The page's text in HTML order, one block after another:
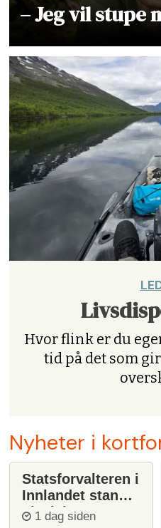
– Jeg vil stupe
Hvor flink er du
tid på det som
Nyheter i
Statsforvalteren i
Innlandet stanser
ulvejakt
1 dag siden